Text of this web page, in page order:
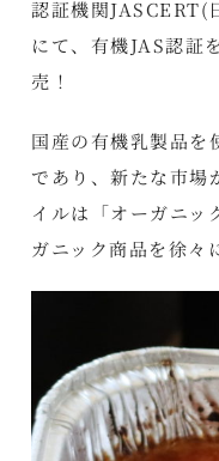
認証機関JASCERT(
にて、有機JAS認証
売！
国産の有機乳製品を
であり、新たな市場
イルは「オーガニッ
ガニック商品を徐々